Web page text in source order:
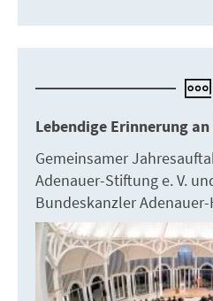
Lebendige Erinnerung
Gemeinsamer
Adenauer-Stiftung e. V.
Bundeskanzler Adenauer-